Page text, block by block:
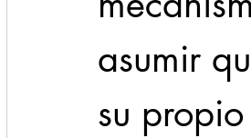
asumir
su propio